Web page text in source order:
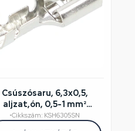
Csúszósaru, 6,3x0,5,
aljzat,ón, 0,5-1 mm²
kábelhez
•Cikkszám: KSH6305SN